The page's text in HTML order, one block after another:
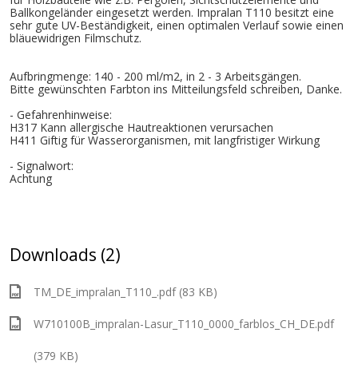
Ballkongeländer eingesetzt werden. Impralan T110 besitzt eine
sehr gute UV-Beständigkeit, einen optimalen Verlauf sowie einen
bläuewidrigen Filmschutz.
Aufbringmenge: 140 - 200 ml/m2, in 2 - 3 Arbeitsgängen.
Bitte gewünschten Farbton ins Mitteilungsfeld schreiben, Danke.
- Gefahrenhinweise:
H317 Kann allergische Hautreaktionen verursachen
H411 Giftig für Wasserorganismen, mit langfristiger Wirkung
- Signalwort:
Achtung
Downloads (2)
TM_DE_impralan_T110_.pdf (83 KB)
W710100B_impralan-Lasur_T110_0000_farblos_CH_DE.pdf
(379 KB)